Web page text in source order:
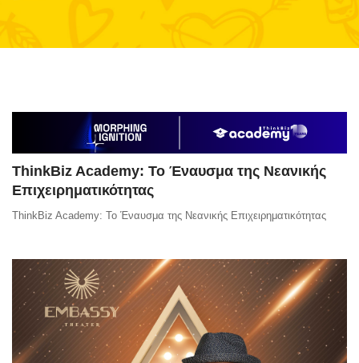
ThinkBiz Academy: Το Έναυσμα της Νεανικής
Επιχειρηματικότητας
ThinkBiz Academy: Το Έναυσμα της Νεανικής Επιχειρηματικότητας